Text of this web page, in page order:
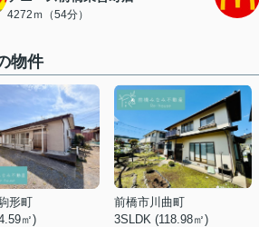
4272ｍ（54分）
物件
形町
㎡)
前橋市川曲町
3SLDK (118.98㎡)